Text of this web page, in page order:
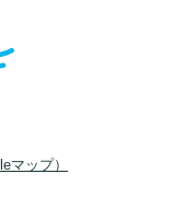
マップ）